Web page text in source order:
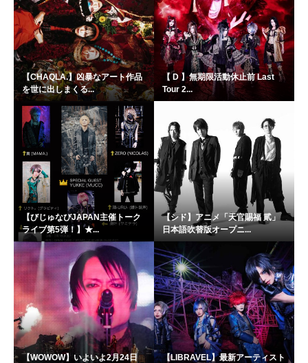
【CHAQLA.】凶暴なアート作品
を世に出しまくる...
【 D 】無期限活動休止前 Last
Tour 2...
【びじゅなびJAPAN主催トーク
ライブ第5弾！】★...
【シド】アニメ「天官賜福 貮」
日本語吹替版オープニ...
【WOWOW】いよいよ2月24日
【LIBRAVEL】最新アーティスト